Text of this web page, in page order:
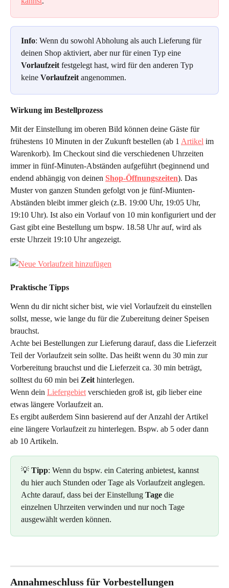
Info: Wenn du sowohl Abholung als auch Lieferung für
deinen Shop aktiviert, aber nur für einen Typ eine
Vorlaufzeit festgelegt hast, wird für den anderen Typ
keine Vorlaufzeit angenommen.
Wirkung im Bestellprozess
Mit der Einstellung im oberen Bild können deine Gäste für
frühestens 10 Minuten in der Zukunft bestellen (ab 1 Artikel im
Warenkorb). Im Checkout sind die verschiedenen Uhrzeiten
immer in fünf-Minuten-Abständen aufgeführt (beginnend und
endend abhängig von deinen Shop-Öffnungszeiten). Das
Muster von ganzen Stunden gefolgt von je fünf-Miunten-
Abständen bleibt immer gleich (z.B. 19:00 Uhr, 19:05 Uhr,
19:10 Uhr). Ist also ein Vorlauf von 10 min konfiguriert und der
Gast gibt eine Bestellung um bspw. 18.58 Uhr auf, wird als
erste Uhrzeit 19:10 Uhr angezeigt.
Praktische Tipps
Wenn du dir nicht sicher bist, wie viel Vorlaufzeit du einstellen
sollst, messe, wie lange du für die Zubereitung deiner Speisen
brauchst.
Achte bei Bestellungen zur Lieferung darauf, dass die Lieferzeit
Teil der Vorlaufzeit sein sollte. Das heißt wenn du 30 min zur
Vorbereitung brauchst und die Lieferzeit ca. 30 min beträgt,
solltest du 60 min bei Zeit hinterlegen.
Wenn dein Liefergebiet verschieden groß ist, gib lieber eine
etwas längere Vorlaufzeit an.
Es ergibt außerdem Sinn basierend auf der Anzahl der Artikel
eine längere Vorlaufzeit zu hinterlegen. Bspw. ab 5 oder dann
ab 10 Artikeln.
💡 Tipp: Wenn du bspw. ein Catering anbietest, kannst
du hier auch Stunden oder Tage als Vorlaufzeit anglegen.
Achte darauf, dass bei der Einstellung Tage die
einzelnen Uhrzeiten verwinden und nur noch Tage
ausgewählt werden können.
Annahmeschluss für Vorbestellungen